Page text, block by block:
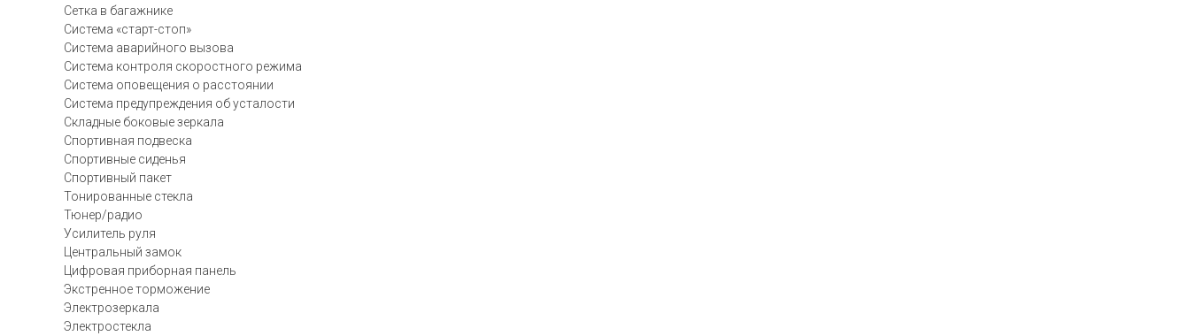
Сетка в багажнике
Система «старт-стоп»
Система аварийного вызова
Система контроля скоростного режима
Система оповещения о расстоянии
Система предупреждения об усталости
Складные боковые зеркала
Спортивная подвеска
Спортивные сиденья
Спортивный пакет
Тонированные стекла
Тюнер/радио
Усилитель руля
Центральный замок
Цифровая приборная панель
Экстренное торможение
Электрозеркала
Электростекла